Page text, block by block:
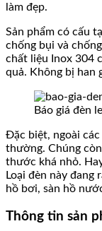
làm đẹp.
Sản phẩm có cấu
chống bụi và
chất liệu Inox 304
quả. Không bị han
Báo giá đèn
Đặc biệt, ngoài
thường. Chúng
thước khá nhỏ.
Loại đèn này
hồ bơi, sàn hồ
Thông tin sản